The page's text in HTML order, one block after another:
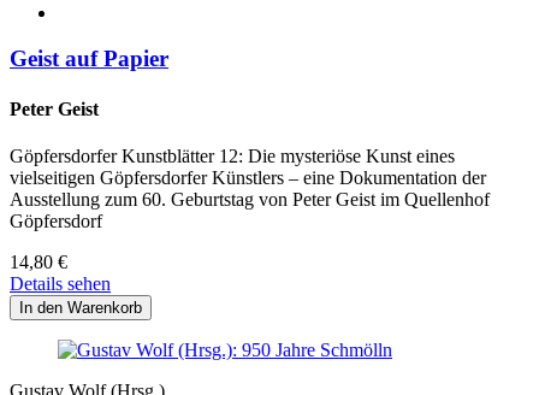
Geist auf Papier
Peter Geist
Göpfersdorfer Kunstblätter 12: Die mysteriöse Kunst eines
vielseitigen Göpfersdorfer Künstlers – eine Dokumentation der
Ausstellung zum 60. Geburtstag von Peter Geist im Quellenhof
Göpfersdorf
14,80 €
Details sehen
Gustav Wolf (Hrsg.)